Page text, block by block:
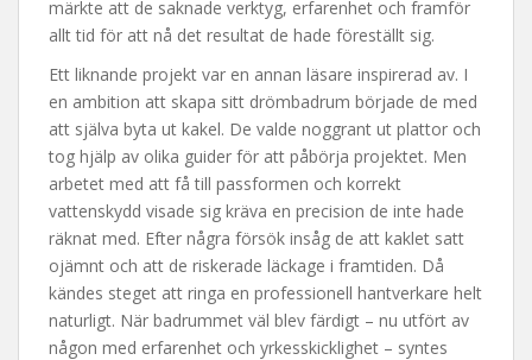
märkte att de saknade verktyg, erfarenhet och framför
allt tid för att nå det resultat de hade föreställt sig.
Ett liknande projekt var en annan läsare inspirerad av. I
en ambition att skapa sitt drömbadrum började de med
att själva byta ut kakel. De valde noggrant ut plattor och
tog hjälp av olika guider för att påbörja projektet. Men
arbetet med att få till passformen och korrekt
vattenskydd visade sig kräva en precision de inte hade
räknat med. Efter några försök insåg de att kaklet satt
ojämnt och att de riskerade läckage i framtiden. Då
kändes steget att ringa en professionell hantverkare helt
naturligt. När badrummet väl blev färdigt – nu utfört av
någon med erfarenhet och yrkesskicklighet – syntes